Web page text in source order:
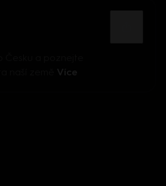
Více